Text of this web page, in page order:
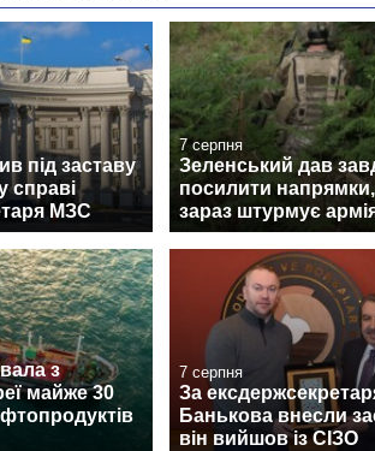
під заставу
справі
МЗС
7 серпня
Зеленський дав
посилити напрямки,
зараз штурмує
з
майже 30
7 серпня
За
Банькова внесли
він вийшов із СІЗО